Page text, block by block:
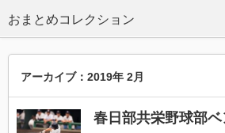
アーカイブ：2019年 2月
春日部共栄野球部